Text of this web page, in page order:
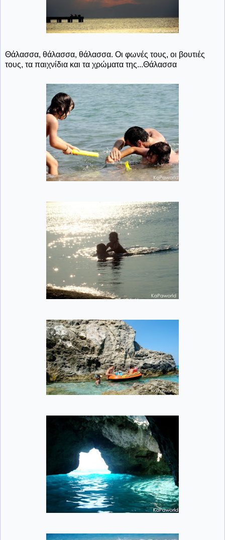
Θάλασσα, θάλασσα, θάλασσα. Οι φωνές τους, οι βουτιές
τους, τα παιχνίδια και τα χρώματα της...Θάλασσα